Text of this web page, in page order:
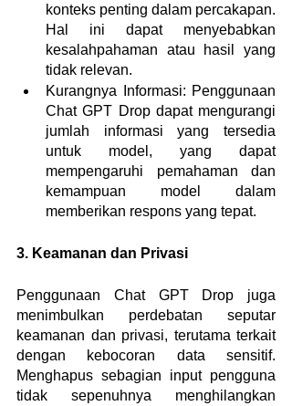
konteks penting dalam percakapan.
Hal ini dapat menyebabkan
kesalahpahaman atau hasil yang
tidak relevan.
Kurangnya Informasi: Penggunaan
Chat GPT Drop dapat mengurangi
jumlah informasi yang tersedia
untuk model, yang dapat
mempengaruhi pemahaman dan
kemampuan model dalam
memberikan respons yang tepat.
3. Keamanan dan Privasi
Penggunaan Chat GPT Drop juga
menimbulkan perdebatan seputar
keamanan dan privasi, terutama terkait
dengan kebocoran data sensitif.
Menghapus sebagian input pengguna
tidak sepenuhnya menghilangkan